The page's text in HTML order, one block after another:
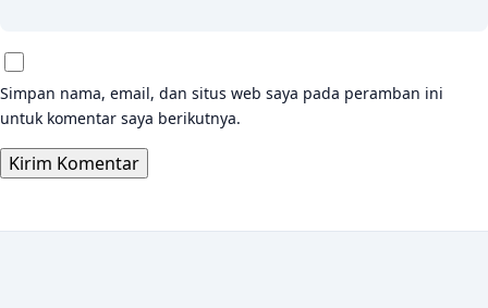
Simpan nama, email, dan situs web saya pada peramban ini
untuk komentar saya berikutnya.